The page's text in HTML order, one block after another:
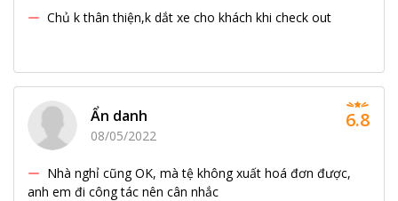
Chủ k thân thiện,k dắt xe cho khách khi check out
Ẩn danh
08/05/2022
Nhà nghỉ cũng OK, mà tệ không xuất hoá đơn được,
anh em đi công tác nên cân nhắc
6.8